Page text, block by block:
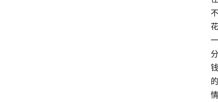
不
花
一
分
钱
的
情